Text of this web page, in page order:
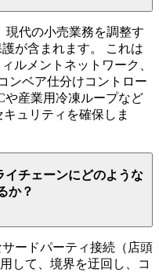
現代の小売業務を調整す
が含まれます。 これは
ルメントネットワーク、
ンベア仕分けコントロー
や産業用冷凍ループなど
ュリティを確保しま
イチェーンにどのような
か？
ードパーティ接続（店頭
して、境界を迂回し、コ